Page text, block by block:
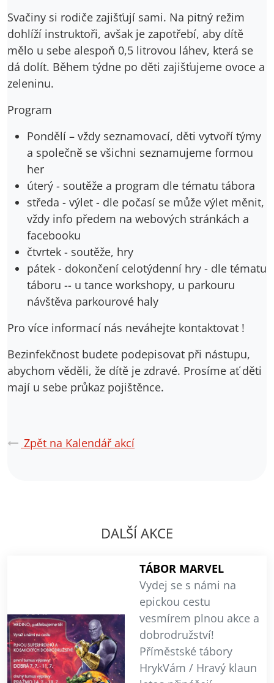
Svačiny si rodiče zajišťují sami. Na pitný režim
dohlíží instruktoři, avšak je zapotřebí, aby dítě
mělo u sebe alespoň 0,5 litrovou láhev, která se
dá dolít. Během týdne po děti zajišťujeme ovoce a
zeleninu.
Program
Pondělí – vždy seznamovací, děti vytvoří týmy
a společně se všichni seznamujeme formou
her
úterý - soutěže a program dle tématu tábora
středa - výlet - dle počasí se může výlet měnit,
vždy info předem na webových stránkách a
facebooku
čtvrtek - soutěže, hry
pátek - dokončení celotýdenní hry - dle tématu
táboru -- u tance workshopy, u parkouru
návštěva parkourové haly
Pro více informací nás neváhejte kontaktovat !
Bezinfekčnost budete podepisovat při nástupu,
abychom věděli, že dítě je zdravé. Prosíme ať děti
mají u sebe průkaz pojištěnce.
Zpět na Kalendář akcí
DALŠÍ AKCE
TÁBOR MARVEL
Vydej se s námi na
epickou cestu
vesmírem plnou akce a
dobrodružství!
Příměstské tábory
HrykVám / Hravý klaun